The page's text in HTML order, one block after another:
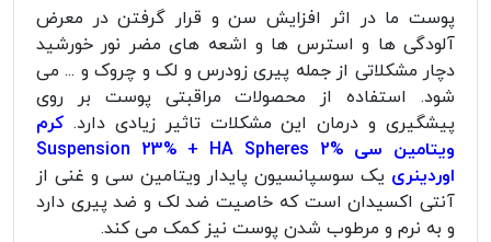
پوست ما در اثر افزایش سن و قرار گرفتن در معرض
آلودگی ها و استرس ها و اشعه های مضر نور خورشید
دچار مشکلاتی از جمله پیری زودرس و لک و چروک و ... می
شود. استفاده از محصولات مراقبتی پوست بر روی
پیشگیری و درمان این مشکلات تاثیر زیادی دارد. کرم
ویتامین سی Suspension 23% + HA Spheres 2%
اوردینری یک سوسپانسیون پایدار ویتامین سی و غنی از
آنتی اکسیدان است که خاصیت ضد لک و ضد پیری دارد
و به نرم و مرطوب شدن پوست نیز کمک می کند.